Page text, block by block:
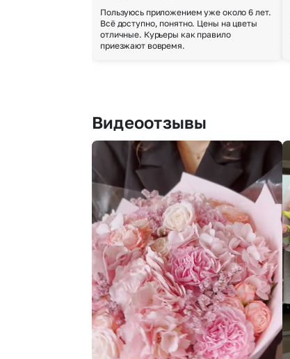
Пользуюсь приложением уже около 6 лет.
Всё доступно, понятно. Цены на цветы
отличные. Курьеры как правило
приезжают вовремя.
Видеоотзывы